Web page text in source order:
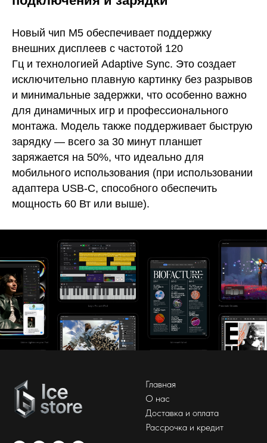
Новый чип M5 обеспечивает поддержку
внешних дисплеев с частотой 120
Гц и технологией Adaptive Sync. Это создает
исключительно плавную картинку без разрывов
и минимальные задержки, что особенно важно
для динамичных игр и профессионального
монтажа. Модель также поддерживает быструю
зарядку — всего за 30 минут планшет
заряжается на 50%, что идеально для
мобильного использования (при использовании
адаптера USB-C, способного обеспечить
мощность 60 Вт или выше).
Главная
О нас
Доставка и оплата
Рассрочка и кредит